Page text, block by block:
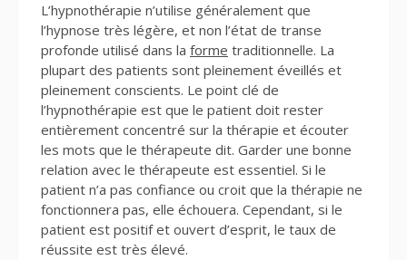
L’hypnothérapie n’utilise généralement que
l’hypnose très légère, et non l’état de transe
profonde utilisé dans la forme traditionnelle. La
plupart des patients sont pleinement éveillés et
pleinement conscients. Le point clé de
l’hypnothérapie est que le patient doit rester
entièrement concentré sur la thérapie et écouter
les mots que le thérapeute dit. Garder une bonne
relation avec le thérapeute est essentiel. Si le
patient n’a pas confiance ou croit que la thérapie ne
fonctionnera pas, elle échouera. Cependant, si le
patient est positif et ouvert d’esprit, le taux de
réussite est très élevé.